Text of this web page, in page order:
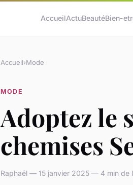
AccueilActuBeautéBien-
Accueil›Mode
MODE
Adoptez le
chemises
Raphaël — 15 janvier 2025 — 4 min de